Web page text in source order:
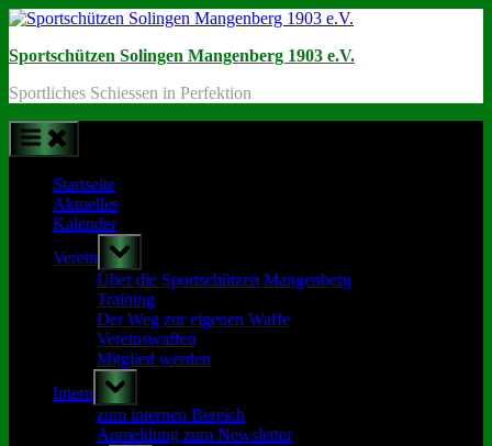
Skip
content
Sportschützen Solingen Mangenberg 1903 e.V.
Sportliches Schiessen in Perfektion
Startseite
Aktuelles
Kalender
Verein
Toggle
sub-
menu
Über die Sportschützen Mangenberg
Training
Der Weg zur eigenen Waffe
Vereinswaffen
Mitglied werden
Intern
Toggle
sub-
menu
zum internen Bereich
Anmeldung zum Newsletter